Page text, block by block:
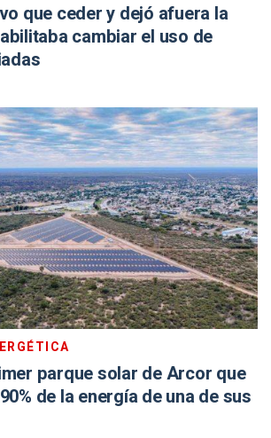
que ceder y dejó afuera la
cambiar el uso de
parque solar de Arcor que
de la energía de una de sus